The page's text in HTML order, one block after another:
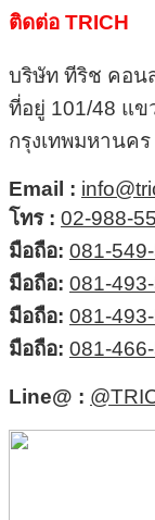
ติดต่อ TRICH
บริษัท ทีริช คอน
ที่อยู่ 101/48 แข
กรุงเทพมหานค
Email :
โทร : 02-988-
มือถือ: 081-
มือถือ: 081-
มือถือ: 081-
มือถือ: 081-
Line@ :